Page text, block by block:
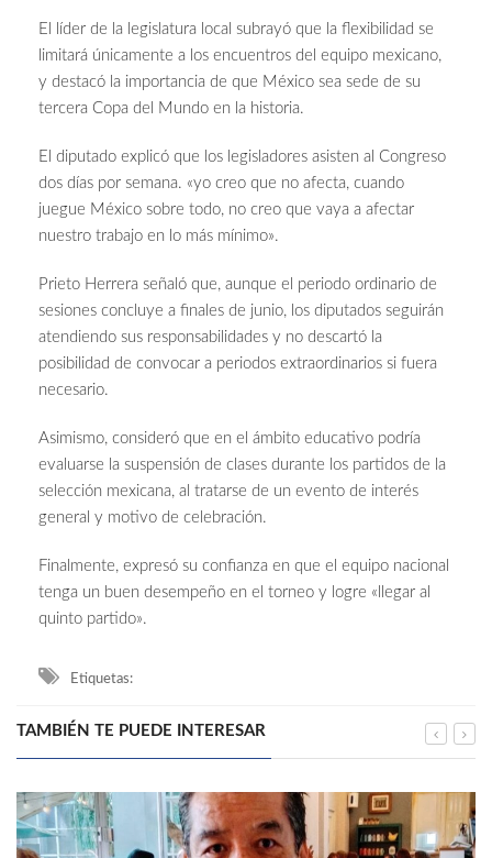
El líder de la legislatura local subrayó que la flexibilidad se
limitará únicamente a los encuentros del equipo mexicano,
y destacó la importancia de que México sea sede de su
tercera Copa del Mundo en la historia.
El diputado explicó que los legisladores asisten al Congreso
dos días por semana. «yo creo que no afecta, cuando
juegue México sobre todo, no creo que vaya a afectar
nuestro trabajo en lo más mínimo».
Prieto Herrera señaló que, aunque el periodo ordinario de
sesiones concluye a finales de junio, los diputados seguirán
atendiendo sus responsabilidades y no descartó la
posibilidad de convocar a periodos extraordinarios si fuera
necesario.
Asimismo, consideró que en el ámbito educativo podría
evaluarse la suspensión de clases durante los partidos de la
selección mexicana, al tratarse de un evento de interés
general y motivo de celebración.
Finalmente, expresó su confianza en que el equipo nacional
tenga un buen desempeño en el torneo y logre «llegar al
quinto partido».
Etiquetas:
TAMBIÉN TE PUEDE INTERESAR